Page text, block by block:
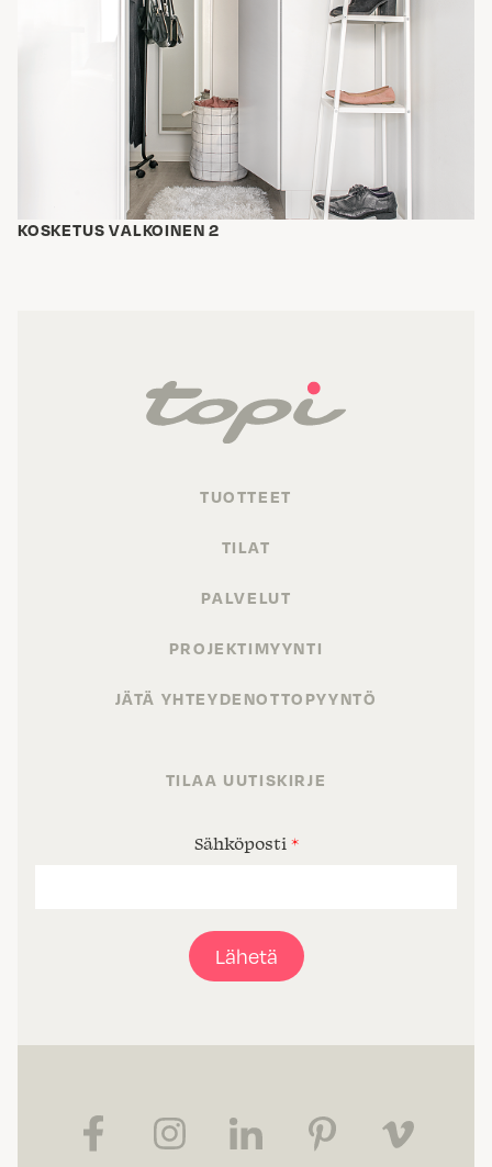
KOSKETUS VALKOINEN 2
TUOTTEET
TILAT
PALVELUT
PROJEKTIMYYNTI
JÄTÄ YHTEYDENOTTOPYYNTÖ
TILAA UUTISKIRJE
Sähköposti *
Lähetä